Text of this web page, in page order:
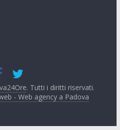
. Tutti i diritti riservati.
- Web agency a Padova